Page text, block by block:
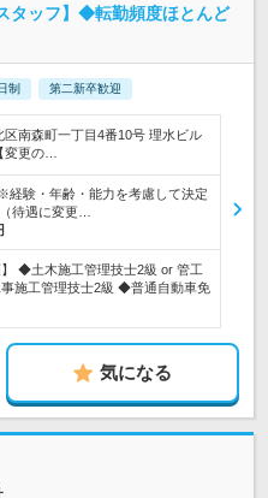
タッフ】◆転勤頻度ほとんど
制 第二新卒歓迎
区南森町一丁目4番10号 理水ビル
変更の…
経験・年齢・能力を考慮して決定
待遇に変更…
◆土木施工管理技士2級 or 管工
施工管理技士2級 ◆普通自動車免
気になる